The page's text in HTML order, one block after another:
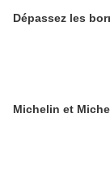
Dépassez les
Michelin et